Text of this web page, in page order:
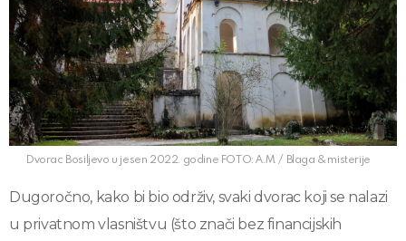
Dvorac Bosiljevo u jesen 2022. godine FOTO: A.M. / Blaga & misterije
Dugoročno, kako bi bio održiv, svaki dvorac koji se nalazi
u privatnom vlasništvu (što znači bez financijskih